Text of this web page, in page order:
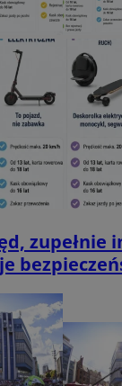
zupełnie